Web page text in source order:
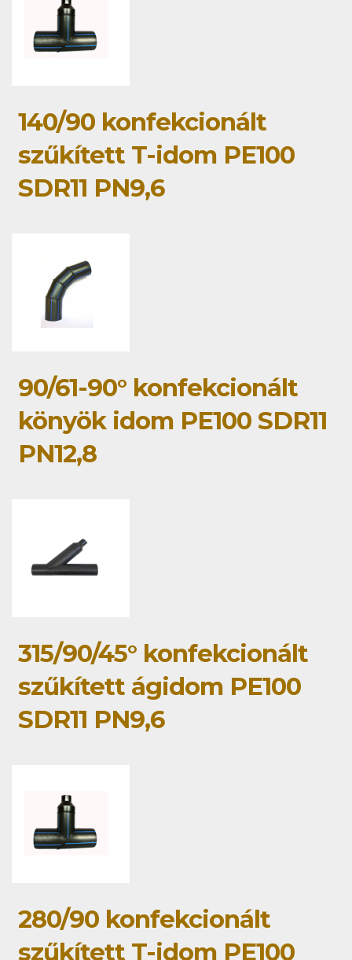
140/90 konfekcionált
szűkített T-idom PE100
SDR11 PN9,6
90/61-90° konfekcionált
könyök idom PE100 SDR11
PN12,8
315/90/45° konfekcionált
szűkített ágidom PE100
SDR11 PN9,6
280/90 konfekcionált
szűkített T-idom PE100